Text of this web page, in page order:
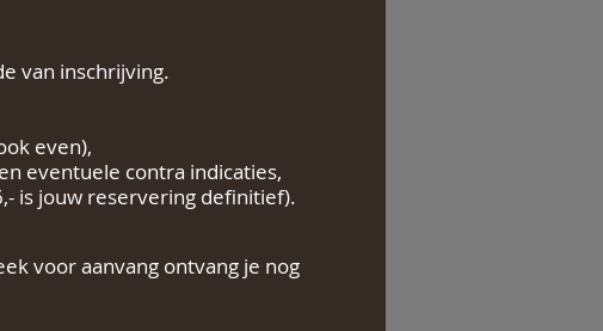
van inschrijving.
even),
eventuele contra indicaties,
is jouw reservering definitief).
voor aanvang ontvang je nog